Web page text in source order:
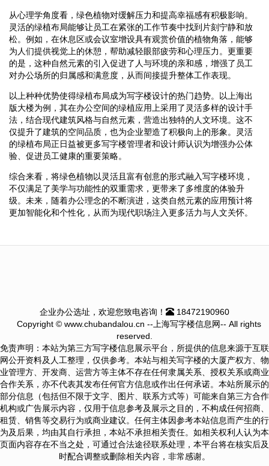
从心理学角度看，绿色植物对缓解压力和提高幸福感有积极影响。
灵活的绿植布局能够让员工在紧张的工作节奏中找到片刻宁静和放
松。例如，在休息区或会议室增设具有观赏价值的植物角落，能够
为人们提供视觉上的休憩，帮助减轻眼部疲劳和心理压力。更重要
的是，这种自然元素的引入促进了人与环境的亲和感，增强了员工
对办公场所的归属感和满意度，从而间接提升整体工作表现。
以上种种优势使得绿植布局成为写字楼设计的热门趋势。以上海出
版大楼为例，其在办公空间的绿植应用上采用了灵活多样的设计手
法，结合现代建筑风格与自然元素，营造出独特的人文环境。这不
仅提升了建筑的空间品质，也为企业塑造了积极向上的形象。灵活
的绿植布局正日益被更多写字楼管理者和设计师认识为增强办公体
验、促进员工健康的重要策略。
综合来看，将绿色植物以灵活且富有创意的形式融入写字楼环境，
不仅满足了美学与功能性的双重需求，更带来了多维度的体验升
级。未来，随着办公理念的不断演进，这类自然元素的应用预计将
更加智能化和个性化，从而为现代职场注入更多活力与人文关怀。
企业办公选址，欢迎您致电咨询！
18472190960
Copyright © www.chubandalou.cn --上海写字楼信息网-- All rights
reserved.
免责声明：本站为第三方写字楼信息展示平台，所提供的信息来源于互联
网公开资料及人工整理，仅供参考。本站与相关写字楼的大厦产权方、物
业管理方、开发商、运营方等主体不存在任何隶属关系、授权关系或商业
合作关系，亦不代表其发布任何官方信息或作出任何承诺。本站所展示的
部分信息（包括但不限于文字、图片、联系方式等）可能来自第三方合作
机构或广告展示内容，仅用于信息参考及展示之目的，不构成任何招商、
租赁、销售等交易行为或商业建议。任何主体因参考本站信息而产生的行
为及后果，均由其自行承担，本站不承担相关责任。如相关权利人认为本
页面内容存在不当之处，可通过合法途径联系处理，本平台将在核实后及
时配合调整或删除相关内容，非常感谢。